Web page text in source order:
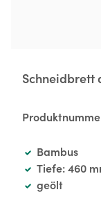
Schneidbrett
Bambus
Tiefe: 460
geölt